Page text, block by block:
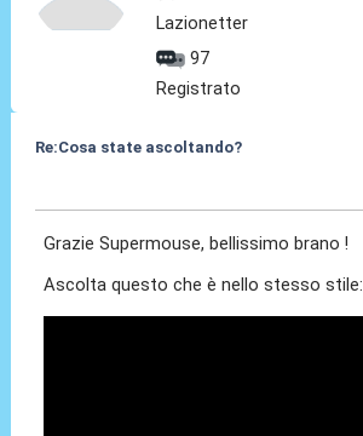
Lazionetter
97
Registrato
Re:Cosa state ascoltando?
Grazie Supermouse, bellissimo brano !
Ascolta questo che è nello stesso stile: